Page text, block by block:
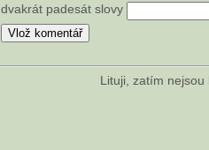
dvakrát padesát slovy
Lituji, zatím